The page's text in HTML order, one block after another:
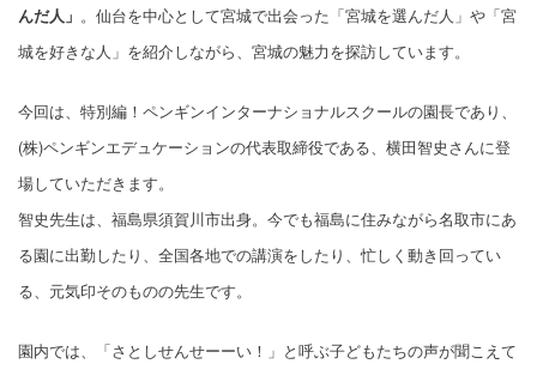
んだ人」 。仙台を中心として宮城で出会った「宮城を選んだ人」や「宮
城を好きな人」を紹介しながら、宮城の魅力を探訪しています。
今回は、特別編！ペンギンインターナショナルスクールの園長であり、
(株)ペンギンエデュケーションの代表取締役である、横田智史さんに登
場していただきます。
智史先生は、福島県須賀川市出身。今でも福島に住みながら名取市にあ
る園に出勤したり、全国各地での講演をしたり、忙しく動き回ってい
る、元気印そのものの先生です。
園内では、「さとしせんせーーい！」と呼ぶ子どもたちの声が聞こえて